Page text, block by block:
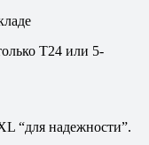
T24 или 5-
“для надежности”.